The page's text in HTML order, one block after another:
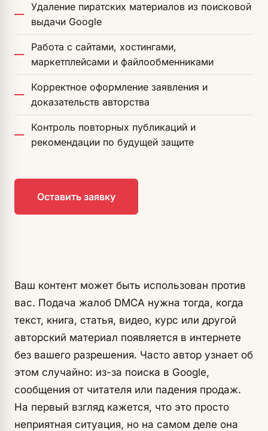
Удаление пиратских материалов из поисковой
выдачи Google
Работа с сайтами, хостингами,
маркетплейсами и файлообменниками
Корректное оформление заявления и
доказательств авторства
Контроль повторных публикаций и
рекомендации по будущей защите
Оставить заявку
Ваш контент может быть использован против
вас. Подача жалоб DMCA нужна тогда, когда
текст, книга, статья, видео, курс или другой
авторский материал появляется в интернете
без вашего разрешения. Часто автор узнает об
этом случайно: из-за поиска в Google,
сообщения от читателя или падения продаж.
На первый взгляд кажется, что это просто
неприятная ситуация, но на самом деле она